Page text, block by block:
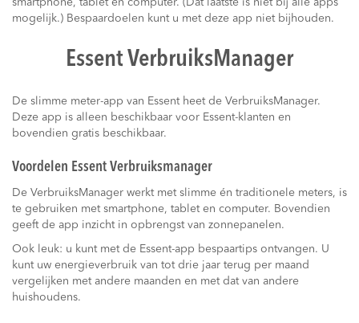
smartphone, tablet en computer. (Dat laatste is niet bij alle apps
mogelijk.) Bespaardoelen kunt u met deze app niet bijhouden.
Essent VerbruiksManager
De slimme meter-app van Essent heet de VerbruiksManager.
Deze app is alleen beschikbaar voor Essent-klanten en
bovendien gratis beschikbaar.
Voordelen Essent Verbruiksmanager
De VerbruiksManager werkt met slimme én traditionele meters, is
te gebruiken met smartphone, tablet en computer. Bovendien
geeft de app inzicht in opbrengst van zonnepanelen.
Ook leuk: u kunt met de Essent-app bespaartips ontvangen. U
kunt uw energieverbruik van tot drie jaar terug per maand
vergelijken met andere maanden en met dat van andere
huishoudens.